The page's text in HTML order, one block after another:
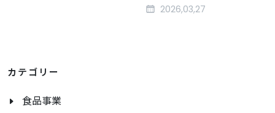
2026,03,27
カテゴリー
食品事業